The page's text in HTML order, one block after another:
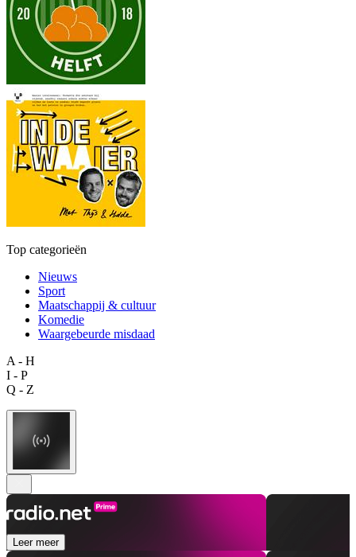
Top categorieën
Nieuws
Sport
Maatschappij & cultuur
Komedie
Waargebeurde misdaad
A - H
I - P
Q - Z
Leer meer